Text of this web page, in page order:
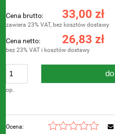
Cena brutto: 33,00 zł
zawiera 23% VAT, bez kosztów dostawy
Cena netto: 26,83 zł
bez 23% VAT i kosztów dostawy
op.
Ocena: